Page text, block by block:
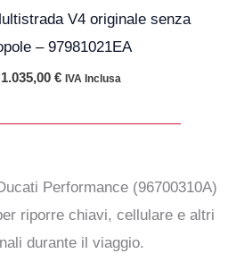
V4 originale senza
– 97981021EA
1.257,00 €.
1.035,00 €
1.035,00 €.
IVA Inclusa
Performance (96700310A)
riporre chiavi, cellulare e altri
durante il viaggio.